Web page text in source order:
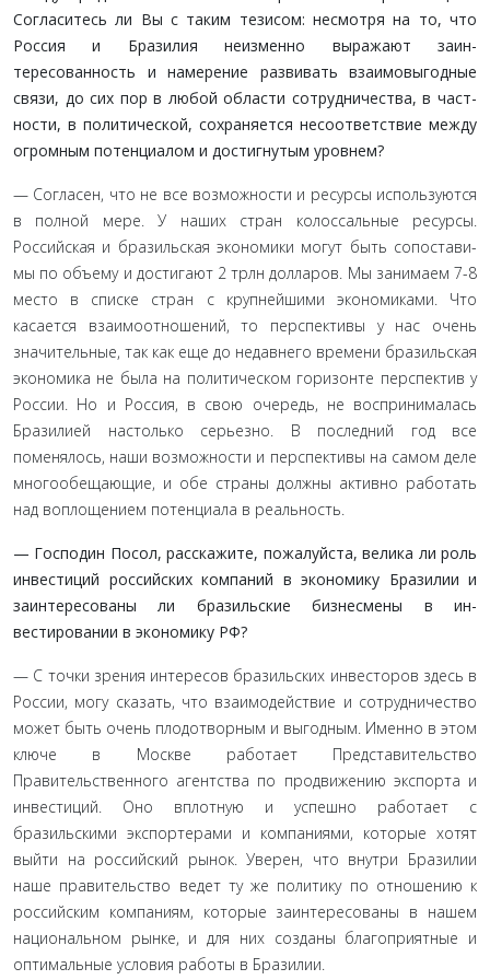
Согласитесь ли Вы с таким тезисом: несмотря на то, что
Россия и Бразилия неизменно выражают заин­
тересованность и намерение развивать взаимовыгодные
связи, до сих пор в любой области сотрудничества, в част­
ности, в политической, сохраняется несоответствие между
огромным потенциалом и достигнутым уровнем?
— Согласен, что не все возможности и ресурсы исполь­зуются
в полной мере. У наших стран колоссальные ресурсы.
Российская и бразильская экономики могут быть сопостави­
мы по объему и достигают 2 трлн долларов. Мы занимаем 7-8
место в списке стран с крупнейшими экономиками. Что
касается взаимоотношений, то перспективы у нас очень
значи­тельные, так как еще до недавнего времени бразильская
эконо­мика не была на политическом горизонте перспектив у
России. Но и Россия, в свою очередь, не воспринималась
Бразилией настолько серьезно. В последний год все
поменялось, наши возможности и перспективы на самом деле
многообещающие, и обе страны должны активно работать
над воплощением по­тенциала в реальность.
— Господин Посол, расскажите, пожалуйста, велика ли роль
инвестиций российских компаний в экономику Бра­зилии и
заинтересованы ли бразильские бизнесмены в ин­
вестировании в экономику РФ?
— С точки зрения интересов бразильских инвесторов здесь в
России, могу сказать, что взаимодействие и сотрудничество
может быть очень плодотворным и выгодным. Именно в этом
ключе в Москве работает Представительство
Правительствен­ного агентства по продвижению экспорта и
инвестиций. Оно вплотную и успешно работает с
бразильскими экспортерами и компаниями, которые хотят
выйти на российский рынок. Уверен, что внутри Бразилии
наше правительство ведет ту же политику по отношению к
российским компаниям, которые заинтересованы в нашем
национальном рынке, и для них соз­даны благоприятные и
оптимальные условия работы в Бра­зилии.